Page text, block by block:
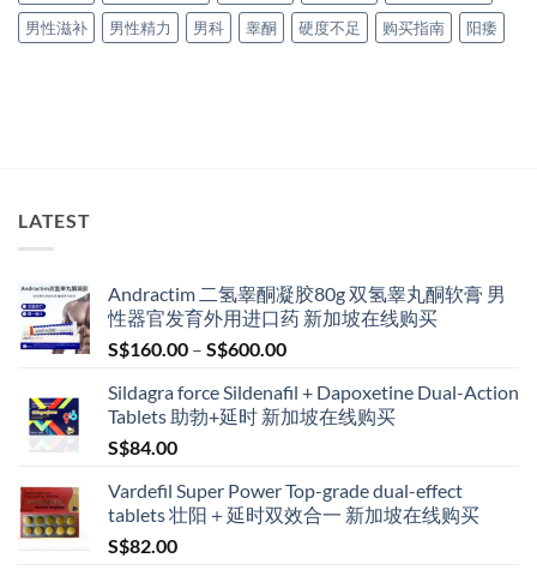
男性滋补
男性精力 男科 睾酮 硬度不足 购买指南 阳痿
LATEST
Andractim 二氢睾酮凝胶80g 双氢睾丸酮软膏 男
性器官发育外用进口药 新加坡在线购买
S$160.00 – S$600.00Price
S$160.00
through
Sildagra force Sildenafil + Dapoxetine Dual-Action
Tablets 助勃+延时 新加坡在线购买
S$84.00
Vardefil Super Power Top-grade dual-effect
tablets 壮阳＋延时双效合一 新加坡在线购买
S$82.00